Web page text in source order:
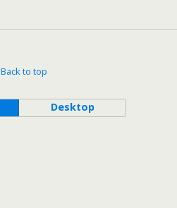
Back to top
Desktop